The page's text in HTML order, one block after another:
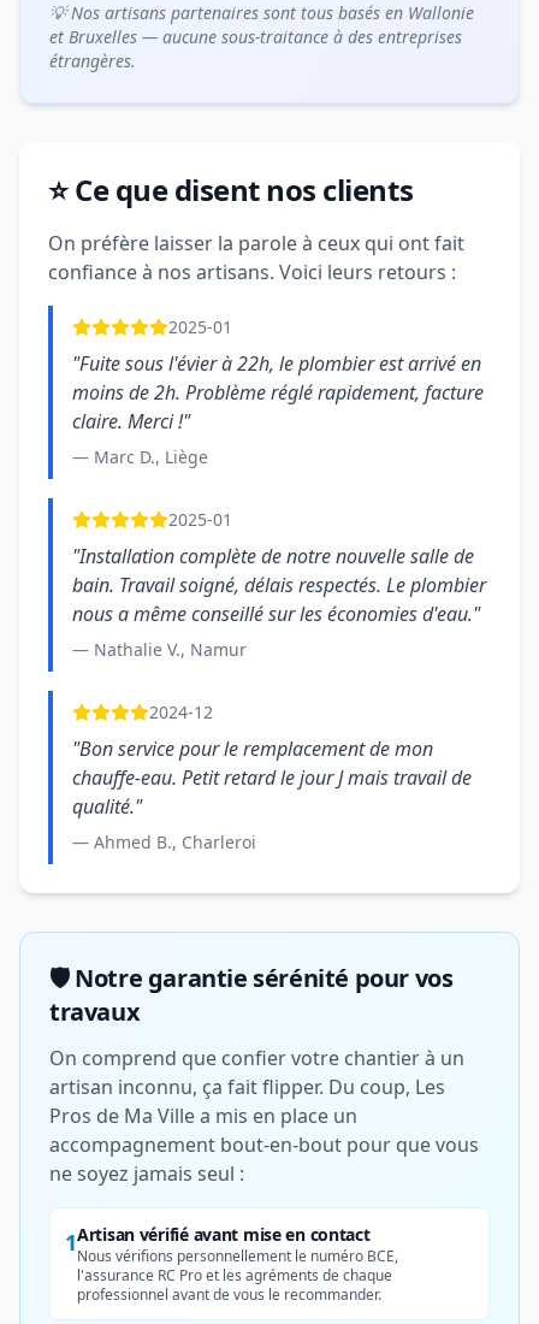
💡 Nos artisans partenaires sont tous basés en Wallonie
et Bruxelles — aucune sous-traitance à des entreprises
étrangères.
⭐ Ce que disent nos clients
On préfère laisser la parole à ceux qui ont fait
confiance à nos artisans. Voici leurs retours :
2025-01
"Fuite sous l'évier à 22h, le plombier est arrivé en
moins de 2h. Problème réglé rapidement, facture
claire. Merci !"
— Marc D., Liège
2025-01
"Installation complète de notre nouvelle salle de
bain. Travail soigné, délais respectés. Le plombier
nous a même conseillé sur les économies d'eau."
— Nathalie V., Namur
2024-12
"Bon service pour le remplacement de mon
chauffe-eau. Petit retard le jour J mais travail de
qualité."
— Ahmed B., Charleroi
🛡️ Notre garantie sérénité pour vos
travaux
On comprend que confier votre chantier à un
artisan inconnu, ça fait flipper. Du coup, Les
Pros de Ma Ville a mis en place un
accompagnement bout-en-bout pour que vous
ne soyez jamais seul :
1Artisan vérifié avant mise en contact
Nous vérifions personnellement le numéro BCE,
l'assurance RC Pro et les agréments de chaque
professionnel avant de vous le recommander.